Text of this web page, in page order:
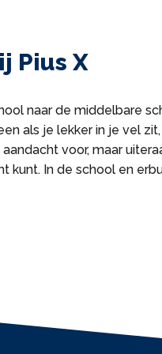
Pius X
naar de middelbare
als je lekker in je vel
voor, maar
kunt. In de school en